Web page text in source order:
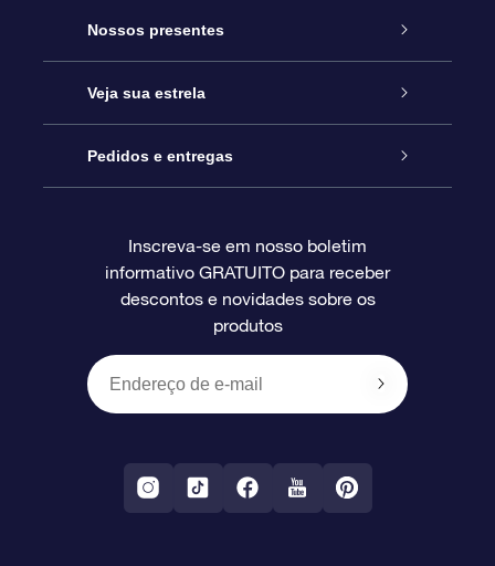
Serviço
Entre em contato conosco
Blog
Avaliações
Nossos presentes
Presente estrelar on-line
Pacote de presente da OSR
O cartão de presente da OSR
Presentes corporativos
Veja sua estrela
Star Register
Página estelar personalizada
Um Milhão de Estrelas
OSR Starsaver
Aplicativo RV Fly me to the stars
Pedidos e entregas
Informações de pagamento
Política de devolução
Constelações
Inscreva-se em nosso boletim
informativo GRATUITO para receber
descontos e novidades sobre os
produtos